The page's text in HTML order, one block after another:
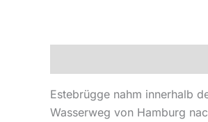
Estebrügge nahm innerhalb
Wasserweg von Hamburg